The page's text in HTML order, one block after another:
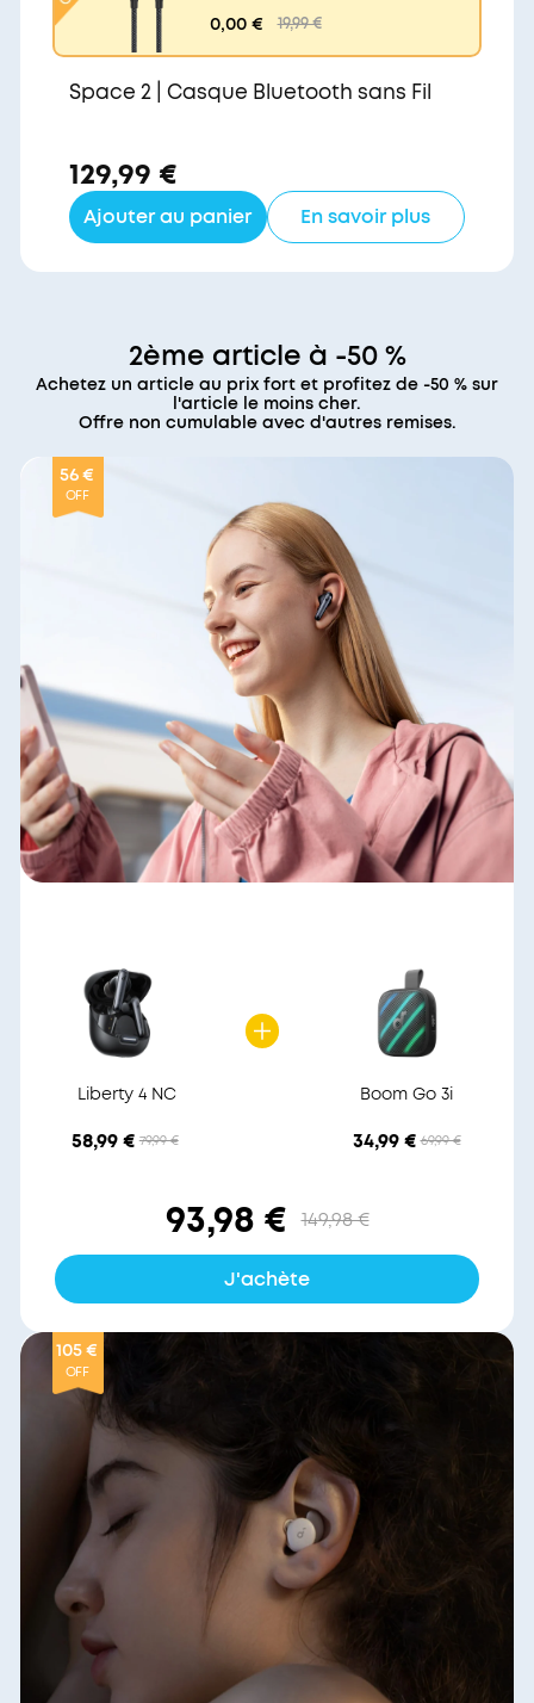
rs USB-C (240 W, upcy
clé et tressé)
0,00 € 19,99 €
Space 2 | Casque Bluetooth sans Fil
129,99 €
Ajouter au panier En savoir plus
2ème article à -50 %
Achetez un article au prix fort et profitez de -50 % sur
l'article le moins cher.
Offre non cumulable avec d'autres remises.
56 €
OFF
Liberty 4 NC
58,99 € 79,99 €
Boom Go 3i
34,99 € 69,99 €
93,98 € 149,98 €
J'achète
105 €
OFF